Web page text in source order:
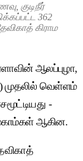
குடிநீர்
362
கிராம
ஆலப்புழா,
முதலில் வெள்ளம்
-
ஆகின.